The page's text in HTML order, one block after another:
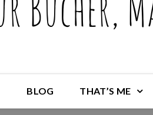
BLOG THAT’S ME